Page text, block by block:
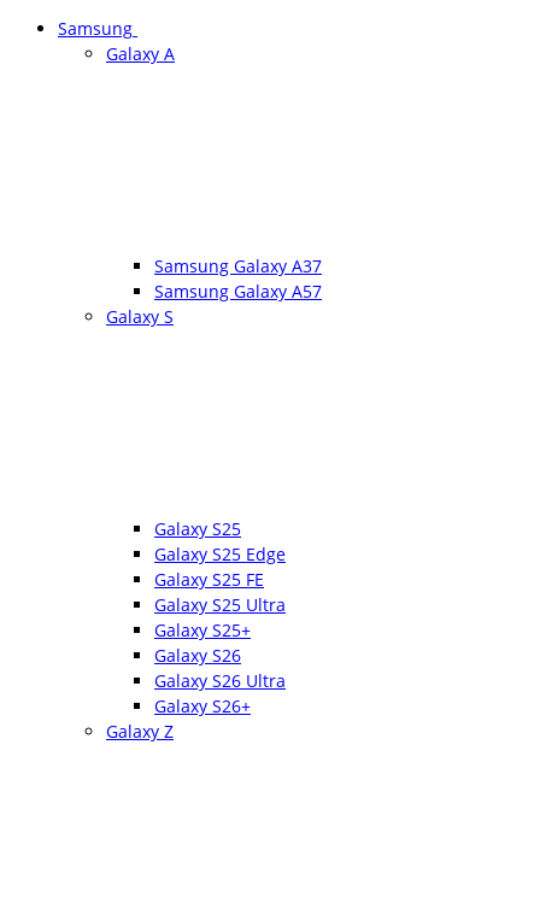
Samsung
Galaxy A
Samsung Galaxy A37
Samsung Galaxy A57
Galaxy S
Galaxy S25
Galaxy S25 Edge
Galaxy S25 FE
Galaxy S25 Ultra
Galaxy S25+
Galaxy S26
Galaxy S26 Ultra
Galaxy S26+
Galaxy Z